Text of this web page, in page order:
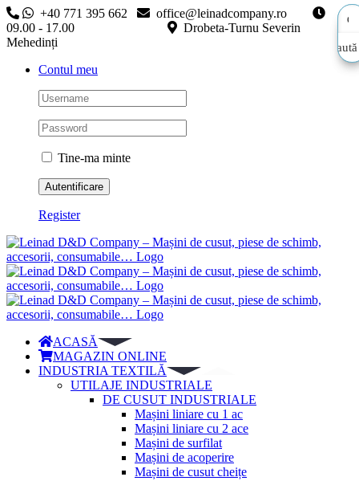
Skip
to
content
+40 771 395 662
office@leinadcompany.ro
09.00 - 17.00
Drobeta-Turnu Severin
Mehedinți
Contul meu
Tine-ma minte
Register
ACASĂ
MAGAZIN ONLINE
INDUSTRIA TEXTILĂ
UTILAJE INDUSTRIALE
DE CUSUT INDUSTRIALE
Mașini liniare cu 1 ac
Mașini liniare cu 2 ace
Mașini de surfilat
Mașini de acoperire
Mașini de cusut cheițe
Caută
Caută